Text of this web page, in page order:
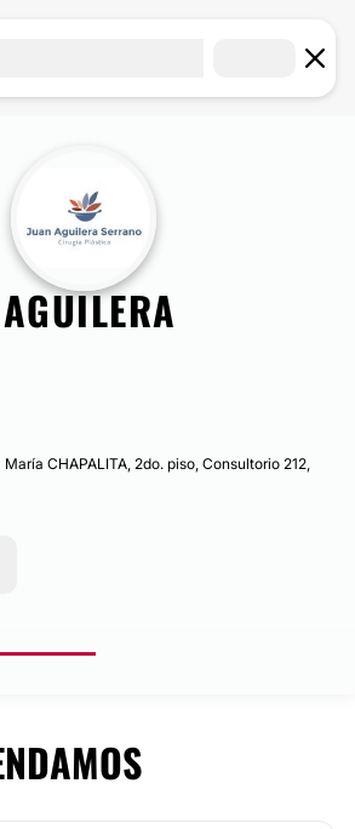
CHAPALITA, 2do. piso, Consultorio 212,